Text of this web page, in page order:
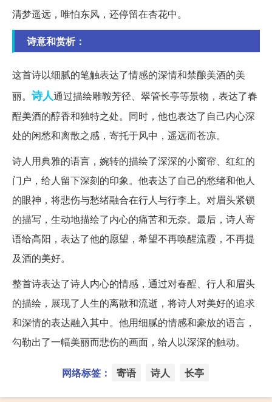
清梦遥远，唯怕东风，还停留在杏花中。
诗意和赏析：
这首诗以细腻的笔触表达了情感的深情和禁酿美酒的美
丽。 诗人通过描绘雕鞍芳径、翠管长亭等景物，表达了春
酲美酒的醇香和独特之处。同时，他也表达了自己内心深
处的闲愁和离散之感，寄托于风中，遥远而苍凉。
诗人用典雅的语言，婉转的描绘了深深的小窗帘、红红的
门户，给人留下深刻的印象。他表达了自己的愁绪和他人
的眼神，将悲伤与愁绪融合在行人与行李上。对眉头紧锁
的描写，生动地描绘了内心的痛苦和无奈。最后，诗人寄
语给高阳，表达了他的愿望，希望不再唤醒流霞，不再提
及酒的美好。
整首诗表达了诗人内心的情感，通过对春酲、行人和眉头
的描绘，展现了人生的离散和流逝，将诗人对美好的追求
和深情的表达融入其中。他用细腻的情感和豪放的语言，
勾勒出了一幅美丽而悲伤的画面，给人以深深的触动。
网络标签： 寄语 诗人 长亭